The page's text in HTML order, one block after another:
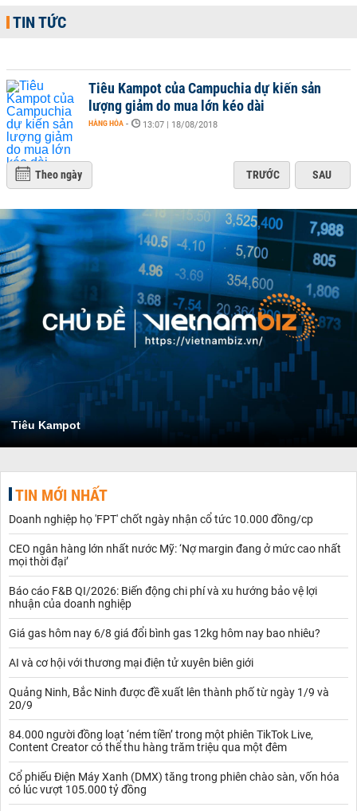
TIN TỨC
Tiêu Kampot của Campuchia dự kiến sản
lượng giảm do mua lớn kéo dài
HÀNG HÓA - 13:07 | 18/08/2018
Theo ngày TRƯỚC SAU
Tiêu Kampot
TIN MỚI NHẤT
Doanh nghiệp họ 'FPT' chốt ngày nhận cổ tức 10.000 đồng/cp
CEO ngân hàng lớn nhất nước Mỹ: ‘Nợ margin đang ở mức cao nhất
mọi thời đại’
Báo cáo F&B QI/2026: Biến động chi phí và xu hướng bảo vệ lợi
nhuận của doanh nghiệp
Giá gas hôm nay 6/8 giá đổi bình gas 12kg hôm nay bao nhiêu?
AI và cơ hội với thương mại điện tử xuyên biên giới
Quảng Ninh, Bắc Ninh được đề xuất lên thành phố từ ngày 1/9 và
20/9
84.000 người đồng loạt ‘ném tiền’ trong một phiên TikTok Live,
Content Creator có thể thu hàng trăm triệu qua một đêm
Cổ phiếu Điện Máy Xanh (DMX) tăng trong phiên chào sàn, vốn hóa
có lúc vượt 105.000 tỷ đồng